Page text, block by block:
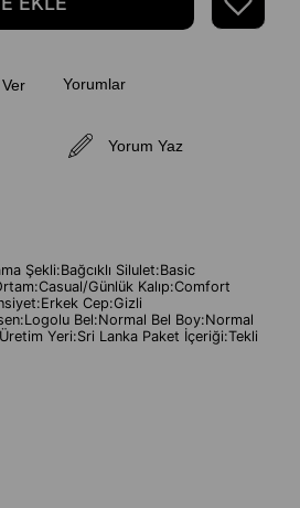
Yorumlar
Yorum Yaz
Şekli:Bağcıklı Silulet:Basic
Günlük Kalıp:Comfort
Cep:Gizli
Bel:Normal Bel Boy:Normal
Yeri:Sri Lanka Paket İçeriği:Tekli